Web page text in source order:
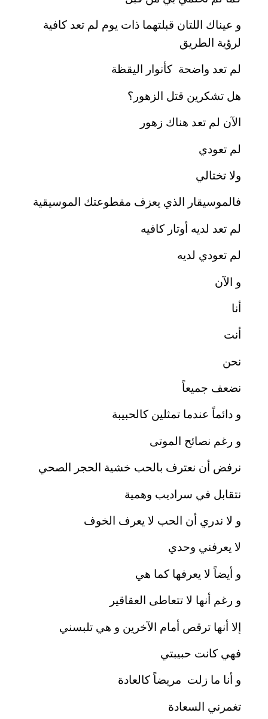
و عيناك اللتان قبلتهما ذات يوم لم تعد كافية
لرؤية الطريق
لم تعد واضحة كأنوار اليقظة
هل تشكرين قتل الزهور؟
الآن لم تعد هناك زهور
لم تعودي
ولا تختالي
فالموسيقار الذي يعزف مقطوعتك الموسيقية
لم تعد لديه أوتار كافيه
لم تعودي لديه
و الآن
أنا
أنت
نحن
نضعف جميعاً
و دائماً عندما تمثلين كالحبيبة
و رغم نصائح الموتى
نرفض أن نعترف بالحب خشية الحجر الصحي
نتقابل في سراديب وهمية
و لا ندري أن الحب لا يعرف الخوف
لا يعرفني وحدي
و أيضاً لا يعرفها كما هي
و رغم أنها لا تتعاطى العقاقير
إلا أنها ترقص أمام الآخرين و هي تلبسني
فهي كانت حبيبتي
و أنا ما زلت مريضاً كالعادة
تغمرني السعادة